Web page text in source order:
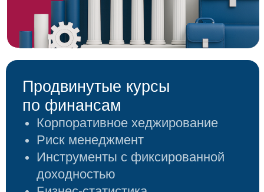
Среда финансового рынка
Карьера в финансах
Финансовое регулирование
Макроэкономика
Правовое регулирование рынка
ценных бумаг
Навыки эффективного
управления
Практика публичных
выступлений
Управление талантами